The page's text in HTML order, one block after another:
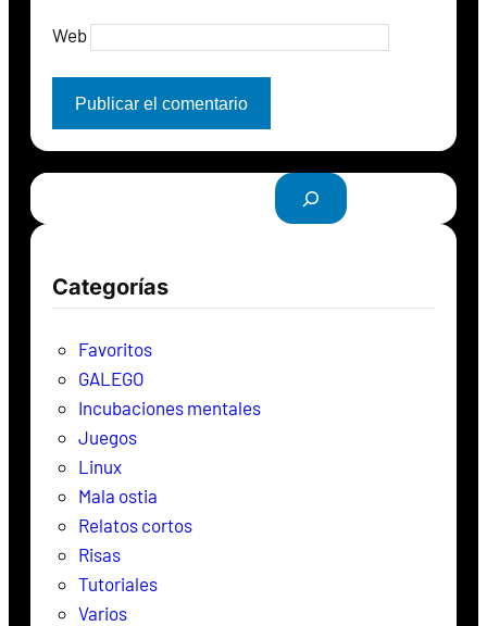
Web
B
u
s
Categorías
Favoritos
GALEGO
Incubaciones mentales
Juegos
Linux
Mala ostia
Relatos cortos
Risas
Tutoriales
Varios